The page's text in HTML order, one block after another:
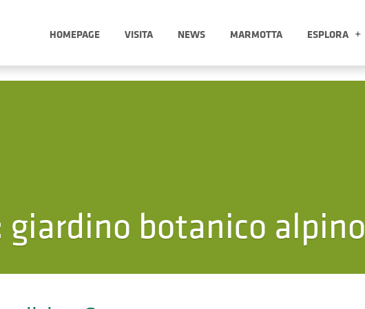
HOMEPAGE VISITA NEWS MARMOTTA ESPLORA
giardino botanico alpino